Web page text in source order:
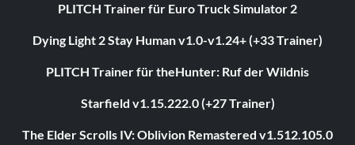
PLITCH Trainer für Euro Truck Simulator 2
Dying Light 2 Stay Human v1.0-v1.24+ (+33 Trainer)
PLITCH Trainer für theHunter: Ruf der Wildnis
Starfield v1.15.222.0 (+27 Trainer)
The Elder Scrolls IV: Oblivion Remastered v1.512.105.0